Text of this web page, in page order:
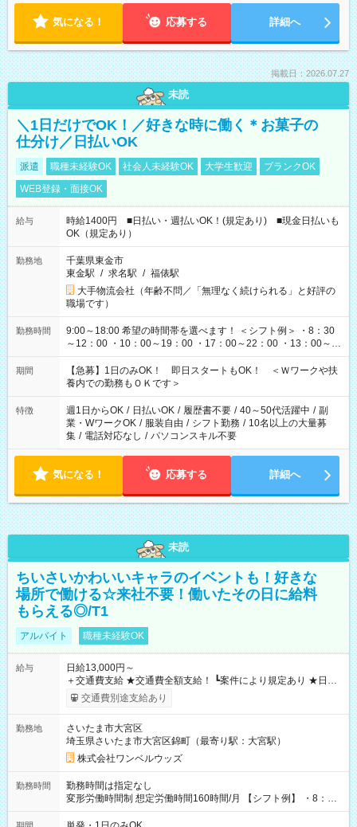
気になる！ 応募する 詳細へ
掲載日：2026.07.27
未読
＼1日だけでOK！／好きな時に働く＊お菓子の
仕分け／日払いOK
派遣 職種未経験OK 社会人未経験OK 大学生歓迎
ブランクOK
WEB登録・面接OK
給与
時給1400円 ■日払い・週払いOK！(規定あり) ■現金日払いも
OK（規定あり）
勤務地
千葉県東金市
東金駅 / 求名駅 / 福俵駅
大手物流会社（年齢不問／「無理なく続けられる」と好評の
職場です）
勤務時間
9:00～18:00 希望の時間帯を選べます！ ＜シフト例＞ ・8：30
～12：00 ・10：00～19：00 ・17：00～22：00 ・13：00～
22：00 ・22：00～翌6：00 など
期間
【急募】1日のみOK！ 即日スタートもOK！ ＜Ｗワークや扶
養内での勤務もＯＫです＞
特徴 週1日からOK / 日払いOK / 履歴書不要 / 40～50代活躍中 / 副
業・WワークOK / 服装自由 / シフト勤務 / 10名以上の大量募
集 / 電話対応なし / パソコンスキル不要
気になる！ 応募する 詳細へ
未読
ちいさいかわいいキャラのイベントも！好きな
場所で働ける☆来社不要！働いたその日に給料
もらえる◎/T1
アルバイト 職種未経験OK
給与
日給13,000円～
＋交通費支給 ★交通費全額支給！ ┗案件により規定あり ★日払
いOK！（規定あり） ┗働いたその日に現金GET♪ お仕事後はコ
ンビニATMから 日払い分を引き落とせます！ 【試用期間】試
交通費別途支給あり
勤務地
さいたま市大宮区
埼玉県さいたま市大宮区錦町（最寄り駅：大宮駅）
株式会社ワンベルウッズ
勤務時間
勤務時間は指定なし
変形労働時間制 想定労働時間160時間/月 【シフト例】 ・8：00
～21：00